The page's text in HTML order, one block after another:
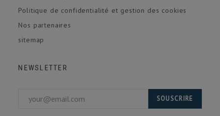
Politique de confidentialité et gestion des cookies
Nos partenaires
sitemap
NEWSLETTER
SOUSCRIRE